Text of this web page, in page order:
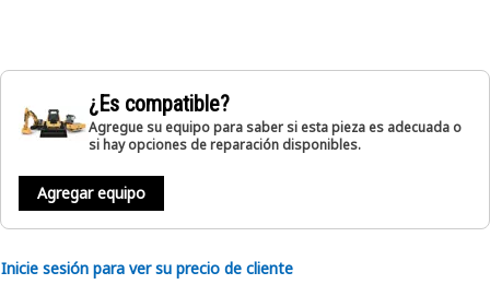
¿Es compatible?
Agregue su equipo para saber si esta pieza es adecuada o
si hay opciones de reparación disponibles.
Agregar equipo
Inicie sesión para ver su precio de cliente